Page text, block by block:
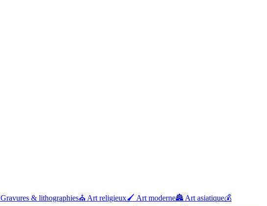
Gravures & lithographies⛪ Art religieux🖌️ Art moderne🏯 Art asiatique💰